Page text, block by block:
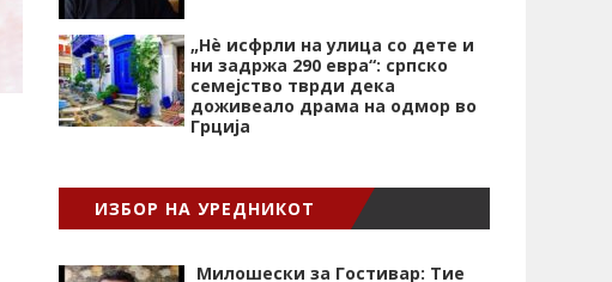
„Нѐ исфрли на улица со дете и
ни задржа 290 евра“: српско
семејство тврди дека
доживеало драма на одмор во
Грција
ИЗБОР НА УРЕДНИКОТ
Милошески за Гостивар: Тие